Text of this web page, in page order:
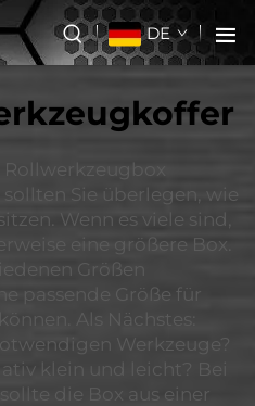
DE
sollten Sie überlegen, wie
Wenn es viele sind,
eine größere Box.
Größen
passende Größe für
Als Nächstes:
Werkzeuge?
klein und leicht? Bei
die Box aus einer